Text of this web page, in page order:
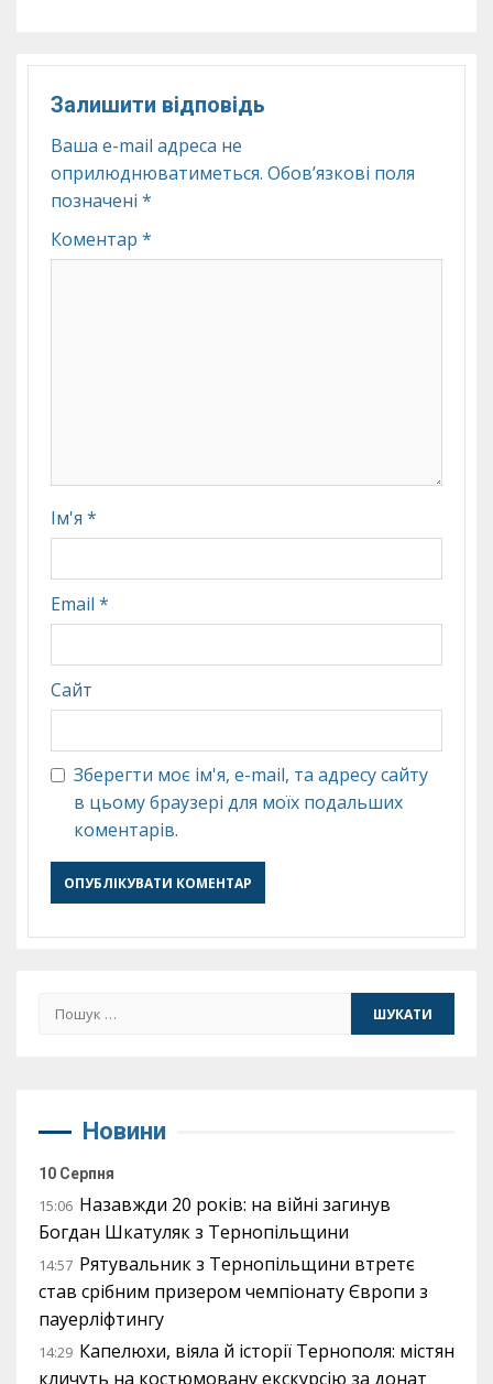
Залишити відповідь
Ваша e-mail адреса не
оприлюднюватиметься. Обов’язкові поля
позначені *
Коментар *
Ім'я *
Email *
Сайт
Зберегти моє ім'я, e-mail, та адресу сайту
в цьому браузері для моїх подальших
коментарів.
Пошук:
Новини
10 Серпня
15:06 Назавжди 20 років: на війні загинув
Богдан Шкатуляк з Тернопільщини
14:57 Рятувальник з Тернопільщини втретє
став срібним призером чемпіонату Європи з
пауерліфтингу
14:29 Капелюхи, віяла й історії Тернополя: містян
кличуть на костюмовану екскурсію за донат